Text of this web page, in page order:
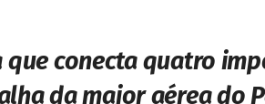
que conecta quatro
da maior aérea do